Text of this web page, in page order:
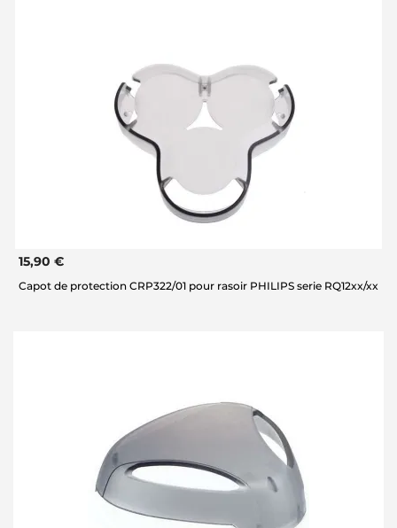
15,90 €
Capot de protection CRP322/01 pour rasoir PHILIPS serie RQ12xx/xx